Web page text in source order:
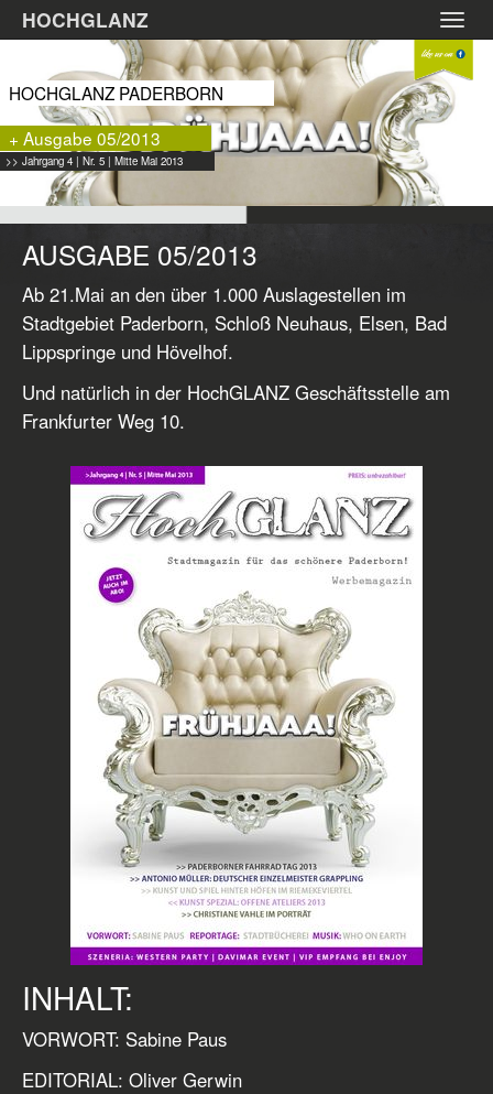
Zum
Hauptinhalt
HOCHGLANZ
HOCHGLANZ PADERBORN
+ Ausgabe 05/2013
>> Jahrgang 4 | Nr. 5 | Mitte Mai 2013
AUSGABE 05/2013
Ab 21.Mai an den über 1.000 Auslagestellen im
Stadtgebiet Paderborn, Schloß Neuhaus, Elsen, Bad
Lippspringe und Hövelhof.
Und natürlich in der HochGLANZ Geschäftsstelle am
Frankfurter Weg 10.
INHALT:
VORWORT: Sabine Paus
EDITORIAL: Oliver Gerwin